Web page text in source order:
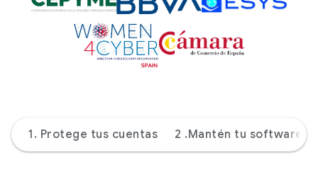
1. Protege tus cuentas 2 .Mantén tu software